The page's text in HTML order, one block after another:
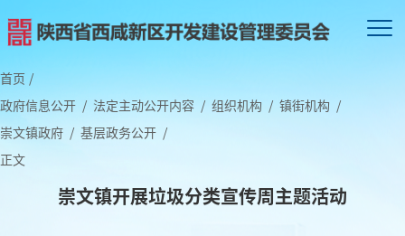
首页 /
政府信息公开 / 法定主动公开内容 / 组织机构 / 镇街机构 /
崇文镇政府 / 基层政务公开 /
正文
崇文镇开展垃圾分类宣传周主题活动